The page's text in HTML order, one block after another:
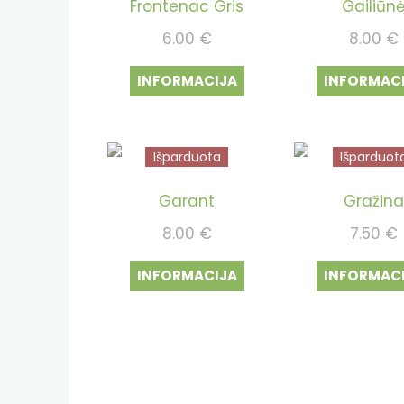
Frontenac Gris
6.00 €
INFORMACIJA
Gailiūnė
8.00 €
Išparduota
Garant
8.00 €
INFORMACIJA
Gražina
7.50 €